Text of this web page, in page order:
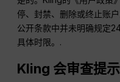
停、封禁、删除或终止账
公开条款中并未明确规定
具体时限。.
Kling 会审查提